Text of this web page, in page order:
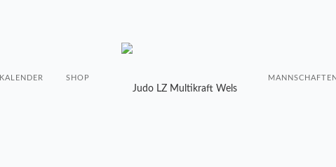
KALENDER SHOP MANNSCHAFTEN